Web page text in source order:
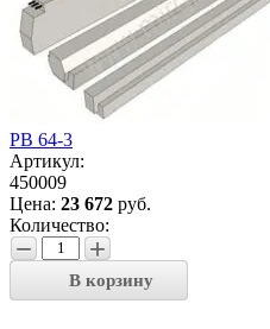
РВ 64-3
Артикул:
450009
Цена: 23 672 руб.
Количество:
− +
В корзину